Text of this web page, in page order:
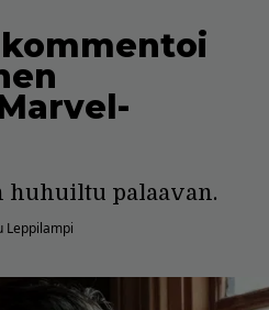
kommentoi
huhuiltu palaavan.
Leppilampi